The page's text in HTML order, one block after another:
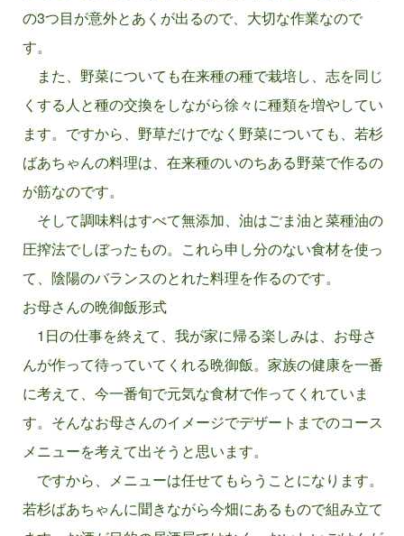
の3つ目が意外とあくが出るので、大切な作業なので
す。
また、野菜についても在来種の種で栽培し、志を同じ
くする人と種の交換をしながら徐々に種類を増やしてい
ます。ですから、野草だけでなく野菜についても、若杉
ばあちゃんの料理は、在来種のいのちある野菜で作るの
が筋なのです。
そして調味料はすべて無添加、油はごま油と菜種油の
圧搾法でしぼったもの。これら申し分のない食材を使っ
て、陰陽のバランスのとれた料理を作るのです。
お母さんの晩御飯形式
1日の仕事を終えて、我が家に帰る楽しみは、お母さ
んが作って待っていてくれる晩御飯。家族の健康を一番
に考えて、今一番旬で元気な食材で作ってくれていま
す。そんなお母さんのイメージでデザートまでのコース
メニューを考えて出そうと思います。
ですから、メニューは任せてもらうことになります。
若杉ばあちゃんに聞きながら今畑にあるもので組み立て